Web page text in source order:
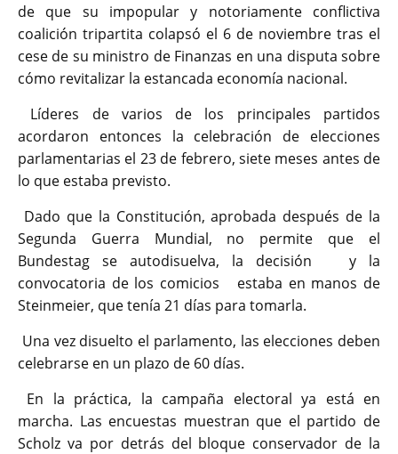
de que su impopular y notoriamente conflictiva
coalición tripartita colapsó el 6 de noviembre tras el
cese de su ministro de Finanzas en una disputa sobre
cómo revitalizar la estancada economía nacional.
Líderes de varios de los principales partidos
acordaron entonces la celebración de elecciones
parlamentarias el 23 de febrero, siete meses antes de
lo que estaba previsto.
Dado que la Constitución, aprobada después de la
Segunda Guerra Mundial, no permite que el
Bundestag se autodisuelva, la decisión y la
convocatoria de los comicios estaba en manos de
Steinmeier, que tenía 21 días para tomarla.
Una vez disuelto el parlamento, las elecciones deben
celebrarse en un plazo de 60 días.
En la práctica, la campaña electoral ya está en
marcha. Las encuestas muestran que el partido de
Scholz va por detrás del bloque conservador de la